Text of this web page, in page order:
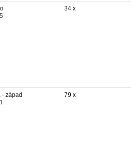
34 x
- západ
79 x